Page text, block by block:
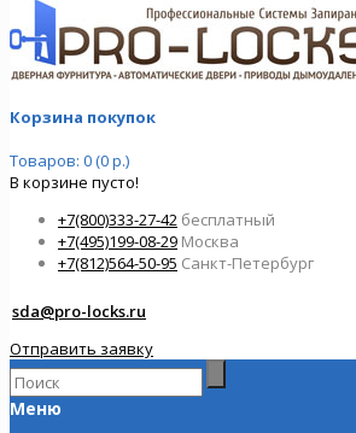
Корзина покупок
Товаров: 0 (0 р.)
В корзине пусто!
+7(800)333-27-42 бесплатный
+7(495)199-08-29 Москва
+7(812)564-50-95 Санкт-Петербург
sda@pro-locks.ru
Отправить заявку
Меню